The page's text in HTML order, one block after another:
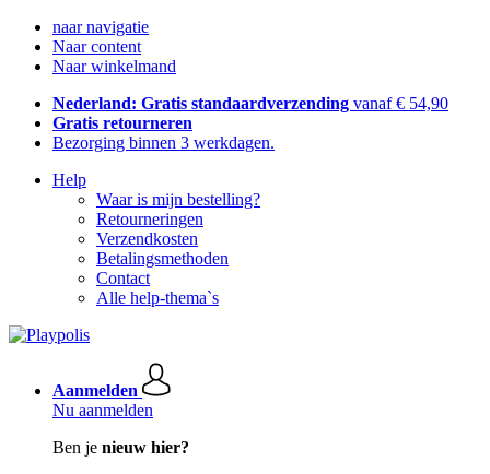
naar navigatie
Naar content
Naar winkelmand
Nederland: Gratis standaardverzending vanaf € 54,90
Gratis retourneren
Bezorging binnen 3 werkdagen.
Help
Waar is mijn bestelling?
Retourneringen
Verzendkosten
Betalingsmethoden
Contact
Alle help-thema`s
Aanmelden
Nu aanmelden
Ben je nieuw hier?